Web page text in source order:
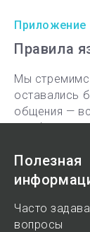
Приложение
Правила
Мы
оставались
общения —
сообщества
Полезная
Часто
вопросы